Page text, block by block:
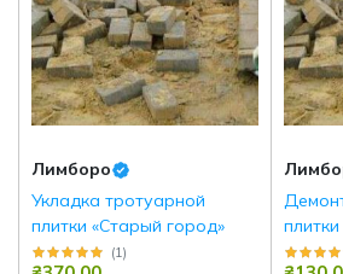
Лимборо
Укладка тротуарной
плитки «Старый город»
(1)